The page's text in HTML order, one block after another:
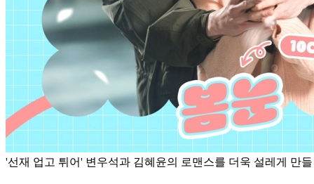
'선재 업고 튀어' 변우석과 김혜윤의 로맨스를 더욱 설레게 만